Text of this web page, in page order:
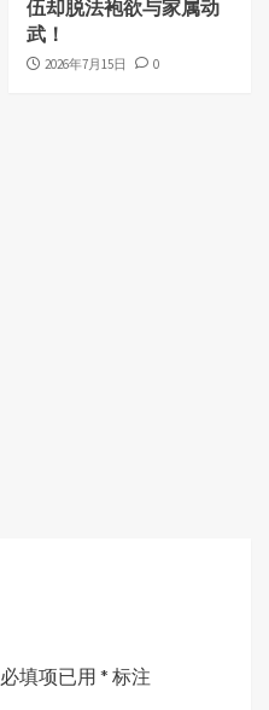
伍却脱法袍欲与家属动
武！
2026年7月15日 0
必填项已用 * 标注